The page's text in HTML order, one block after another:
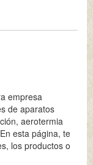
empresa
de aparatos
aerotermia
esta página, te
los productos o